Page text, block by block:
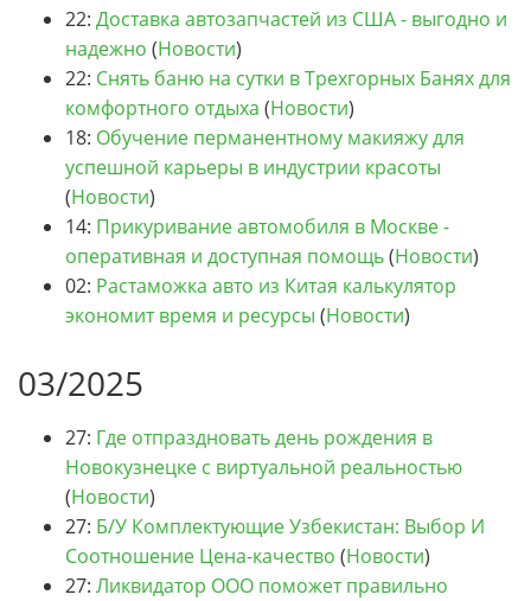
22: Доставка автозапчастей из США - выгодно и
надежно (Новости)
22: Снять баню на сутки в Трехгорных Банях для
комфортного отдыха (Новости)
18: Обучение перманентному макияжу для
успешной карьеры в индустрии красоты
(Новости)
14: Прикуривание автомобиля в Москве -
оперативная и доступная помощь(Новости)
02: Растаможка авто из Китая калькулятор
экономит время и ресурсы (Новости)
03/2025
27: Где отпраздновать день рождения в
Новокузнецке с виртуальной реальностью
(Новости)
27: Б/У Комплектующие Узбекистан: Выбор И
Соотношение Цена-качество (Новости)
27: Ликвидатор ООО поможет правильно